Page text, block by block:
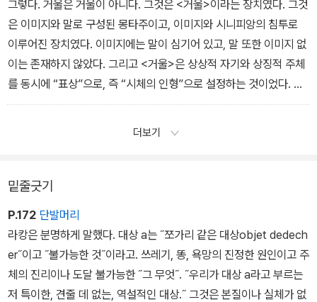
그렇다. 거울은 거울이 아니다. 그것은 <거울>이라는 장치였다. 그것
은 이미지와 말로 구성된 몽타주이고, 이미지와 시니피앙의 침투로
이루어진 장치였다. 이미지에는 말이 심기어 있고, 말 또한 이미지 없
이는 존재하지 않았다. 그리고 <거울>은 상상적 자기와 상징적 주체
를 동시에 “표상”으로, 즉 “시체의 인형”으로 설정하는 것이었다. 그
러하기에 르장드르가 “자기 이미지가 된 자기 신체의 거울상적인 써
더보기
밑줄긋기
P.172 단발머리
라캉은 분명하게 말했다. 대상 a는 ˝쪼가리 같은 대상objet dedech
er˝이고 ˝불가능한 것˝이라고. 쓰레기, 똥, 욕망의 진정한 원인이고 주
체의 진리이나 도달 불가능한 ˝그 무엇˝. ˝우리가 대상 a라고 부르는
저 특이한, 견줄 데 없는, 역설적인 대상.˝ 그것은 본질이나 실체가 없